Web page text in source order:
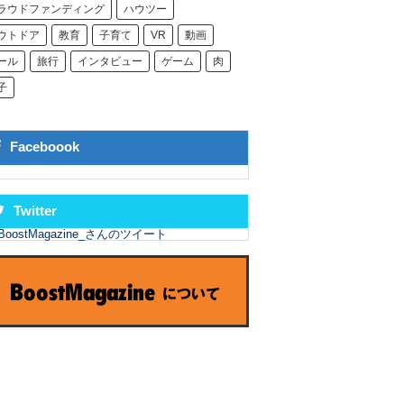
ウドファンディング ハウツー
トドア 教育 子育て VR 動画
ル 旅行 インタビュー ゲーム 肉
Faceboook
Twitter
さんのツイート